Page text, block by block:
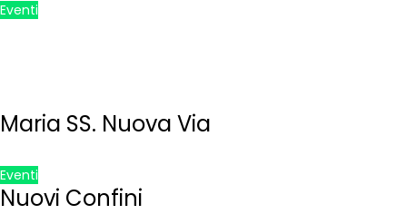
Eventi
Maria SS. Nuova Via
Eventi
Nuovi Confini